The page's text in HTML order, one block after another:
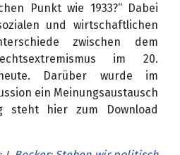
Punkt wie 1933?“ Dabei
und wirtschaftlichen
zwischen dem
im 20.
Darüber wurde im
ein Meinungsaustausch
steht hier zum Download